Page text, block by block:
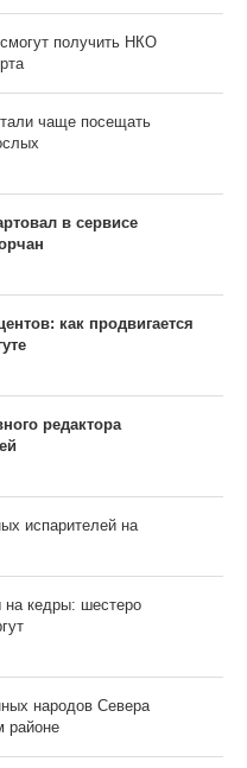
получить НКО
чаще посещать
в сервисе
как продвигается
редактора
испарителей на
кедры: шестеро
народов Севера
районе